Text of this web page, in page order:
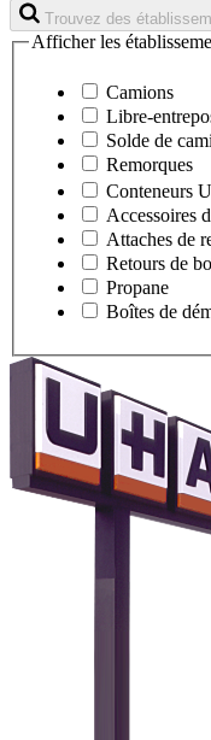
Trouvez des
Afficher les
Camions
Libre-
Solde de
Remorques
Conteneurs
Accessoires
Attaches de
Retours de
Propane
Boîtes de